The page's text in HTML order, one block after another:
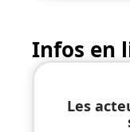
Infos en
Les